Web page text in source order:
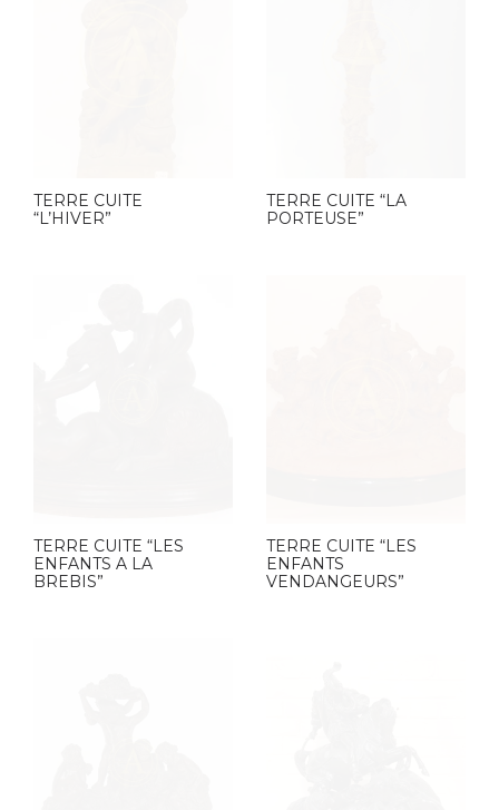
TERRE CUITE
“L’HIVER”
TERRE CUITE “LA
PORTEUSE”
TERRE CUITE “LES
ENFANTS A LA
BREBIS”
TERRE CUITE “LES
ENFANTS
VENDANGEURS”